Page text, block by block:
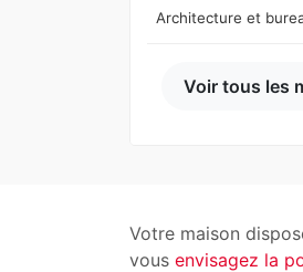
Architecture et
Voir tous les
Votre maison
vous envisagez la